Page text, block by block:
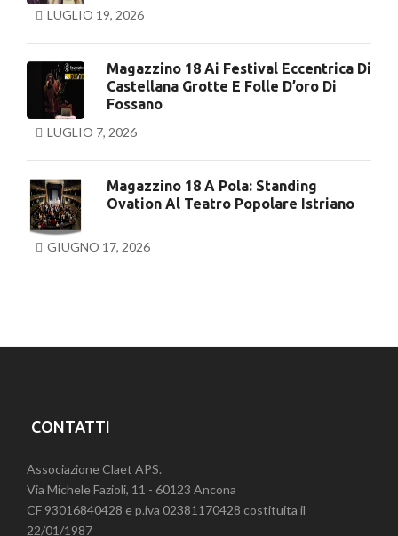
LUGLIO 19, 2026
Magazzino 18 Ai Festival Eccentrica Di
Castellana Grotte E Folle D’oro Di
Fossano
LUGLIO 7, 2026
Magazzino 18 A Pola: Standing
Ovation Al Teatro Popolare Istriano
GIUGNO 17, 2026
CONTATTI
Associazione Claet APS.
Via Michele Fazioli, 11 - 60123 Ancona
CF 93016840428 e p.iva 02381170428 costituita il
22/01/1987